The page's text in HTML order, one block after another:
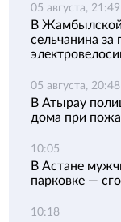
05 августа, 21:49
В Жамбылской
сельчанина за
05 августа, 20:48
В Атырау
дома при
10:05
В Астане
парковке —
10:18